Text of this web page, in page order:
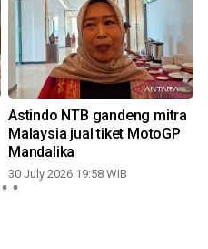
Astindo NTB gandeng mitra
Malaysia jual tiket MotoGP
Mandalika
30 July 2026 19:58 WIB